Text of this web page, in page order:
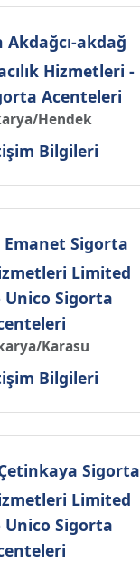
Akdağcı-akdağ
Hizmetleri -
Acenteleri
Hendek
Bilgileri
Emanet Sigorta
Limited
Sigorta
Karasu
Bilgileri
Sigorta
Limited
Sigorta